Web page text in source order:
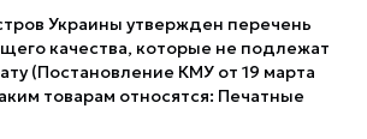
Украины утвержден перечень
качества, которые не подлежат
(Постановление КМУ от 19 марта
товарам относятся: Печатные